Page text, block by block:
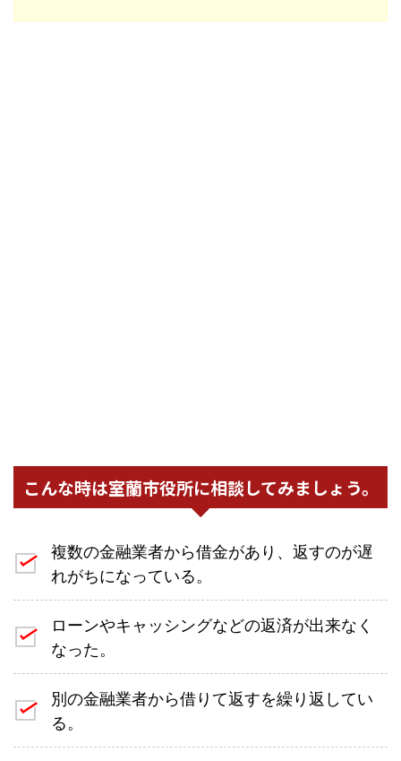
こんな時は室蘭市役所に相談してみましょう。
複数の金融業者から借金があり、返すのが遅
れがちになっている。
ローンやキャッシングなどの返済が出来なく
なった。
別の金融業者から借りて返すを繰り返してい
る。